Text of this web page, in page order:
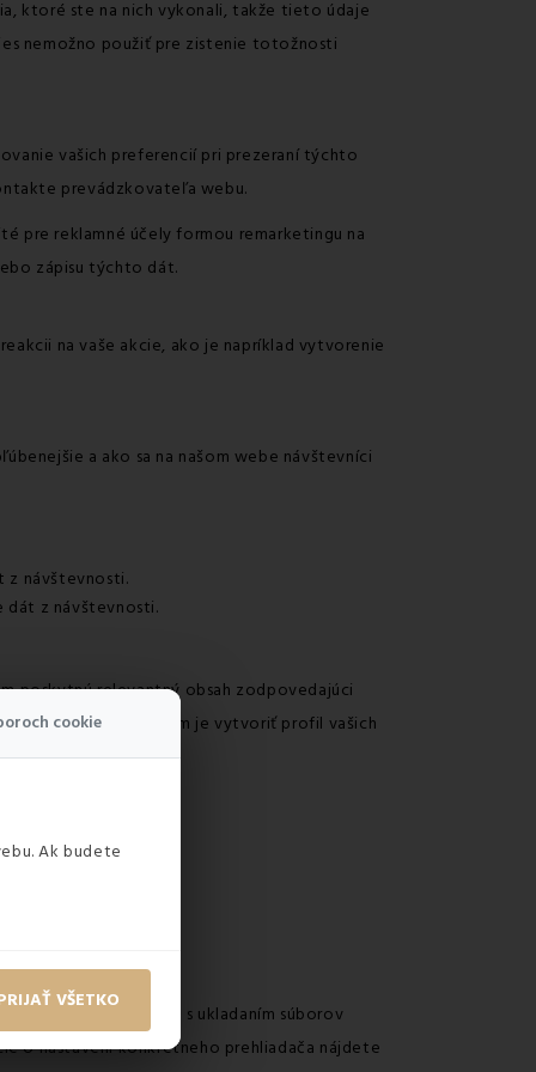
cookie
Ak budete
VŠETKO
ktoré ste na nich vykonali, takže tieto údaje
nemožno použiť pre zistenie totožnosti
vašich preferencií pri prezeraní týchto
prevádzkovateľa webu.
pre reklamné účely formou remarketingu na
zápisu týchto dát.
na vaše akcie, ako je napríklad vytvorenie
a ako sa na našom webe návštevníci
z návštevnosti.
dát z návštevnosti.
poskytnú relevantný obsah zodpovedajúci
stránok. Ich účelom je vytvoriť profil vašich
stránok súhlasíte s ukladaním súborov
o nastavení konkrétneho prehliadača nájdete